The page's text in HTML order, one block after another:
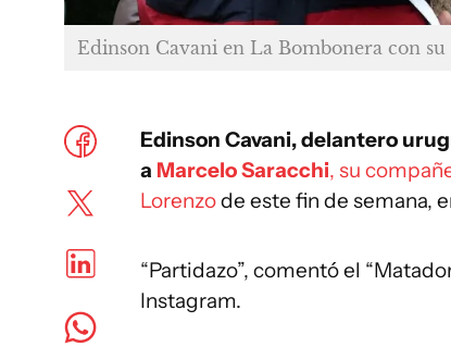
Edinson Cavani en La Bombonera con
Edinson Cavani, delantero
a Marcelo Saracchi, su
Lorenzode este fin de semana,
“Partidazo”, comentó el
Instagram.